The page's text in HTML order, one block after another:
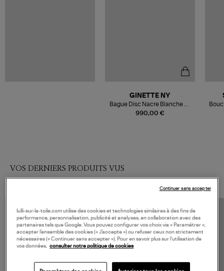
990,00 €
GINETTE NY
Bague Disc Nacre Blanche Or
Rose
VOS DERNIERS PRODUITS VUS
lulli-sur-la-toile.com utilise des cookies et technologies similaires à des fins de
performance, personnalisation, publicité et analyses, en collaboration avec des
partenaires tels que Google. Vous pouvez configurer vos choix via « Paramétrer »,
accepter l’ensemble des cookies (« J’accepte ») ou refuser ceux non strictement
nécessaires (« Continuer sans accepter »). Pour en savoir plus sur l’utilisation de
vos données, consulter notre politique de cookies
Continuer sans accepter